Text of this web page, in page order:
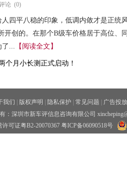
论 (0)
四平八稳的印象，低调内敛才是正统
创的。在那个B级车价格居于高位、
了... 【阅读全文】
我们 版权声明 隐私保护 常见问题
广告投放
：深圳市新车评信息咨询有限公司
可证粤B2-20070367 粤ICP备06090518号